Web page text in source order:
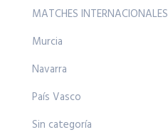
MATCHES INTERNACIONALES
Murcia
Navarra
País Vasco
Sin categoría